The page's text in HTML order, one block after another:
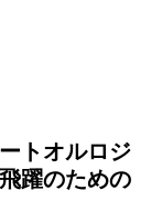
ーチ。さらなる飛躍のた
トオルロジ
躍のための